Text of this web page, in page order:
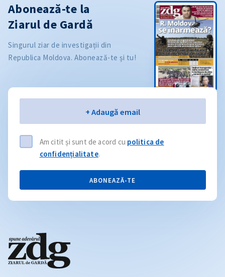
Abonează-te la
Ziarul de Gardă
Singurul ziar de investigații din
Republica Moldova. Abonează-te și tu!
+ Adaugă email
Am citit și sunt de acord cu politica de
confidențialitate.
ABONEAZĂ-TE